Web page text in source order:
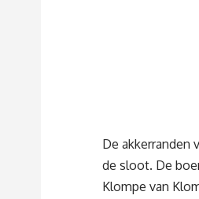
De akkerranden
de sloot. De
Klompe van